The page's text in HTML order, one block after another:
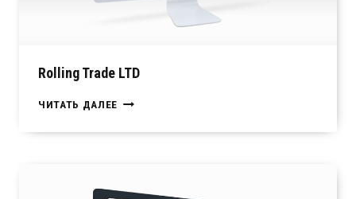
Rolling Trade LTD
ЧИТАТЬ ДАЛЕЕ ROLLING
LTD